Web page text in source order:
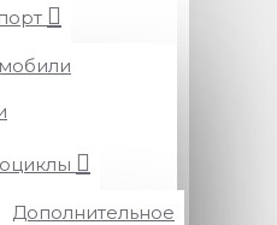
Дополнительное